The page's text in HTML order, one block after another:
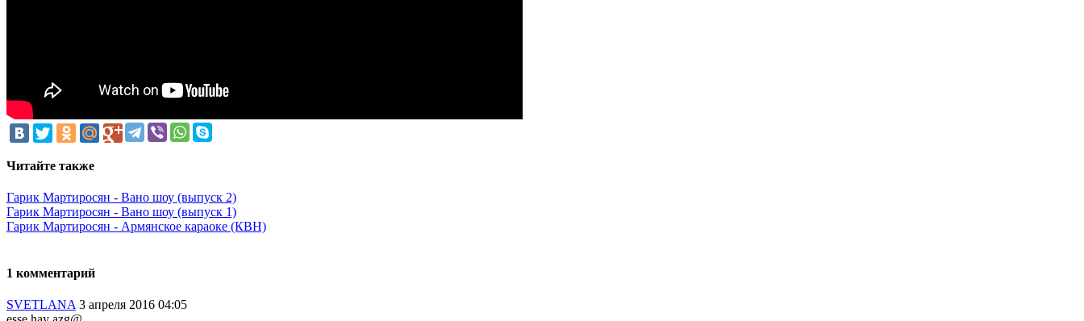
Читайте также
Гарик Мартиросян - Вано шоу (выпуск 2)
Гарик Мартиросян - Вано шоу (выпуск 1)
Гарик Мартиросян - Армянское караоке (КВН)
1 комментарий
SVETLANA 3 апреля 2016 04:05